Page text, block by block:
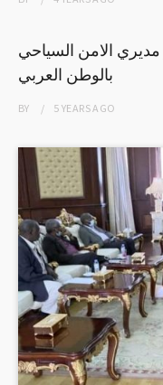
الامن السياحي
بالوطن العربي
BY 5 YEARSAGO